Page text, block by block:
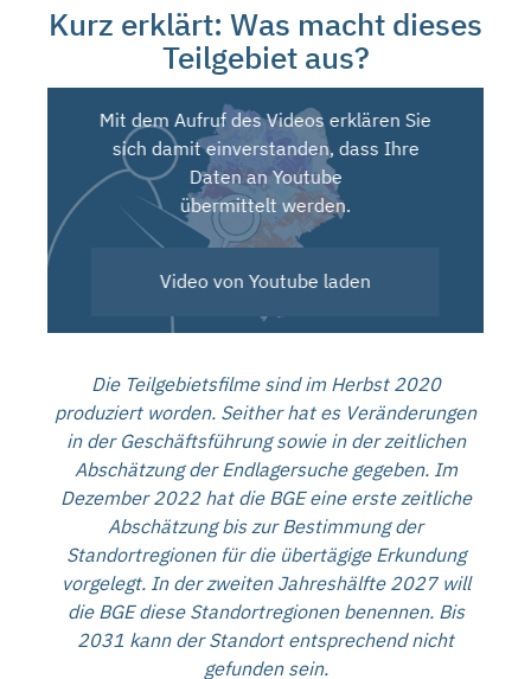
Kurz erklärt: Was macht dieses
Teilgebiet aus?
Mit dem Aufruf des Videos erklären Sie
sich damit einverstanden, dass Ihre
Daten an Youtube
übermittelt werden.
Video von Youtube laden
Die Teilgebietsfilme sind im Herbst 2020
produziert worden. Seither hat es Veränderungen
in der Geschäftsführung sowie in der zeitlichen
Abschätzung der Endlagersuche gegeben. Im
Dezember 2022 hat die BGE eine erste zeitliche
Abschätzung bis zur Bestimmung der
Standortregionen für die übertägige Erkundung
vorgelegt. In der zweiten Jahreshälfte 2027 will
die BGE diese Standortregionen benennen. Bis
2031 kann der Standort entsprechend nicht
gefunden sein.